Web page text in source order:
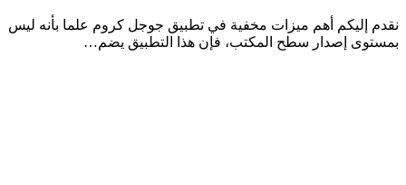
نقدم إليكم أهم ميزات مخفية في تطبيق جوجل كروم علما بأنه ليس
بمستوى إصدار سطح المكتب، فإن هذا التطبيق يضم…